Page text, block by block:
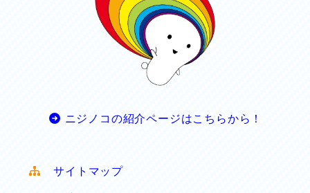
ニジノコの紹介ページはこちらから！
サイトマップ